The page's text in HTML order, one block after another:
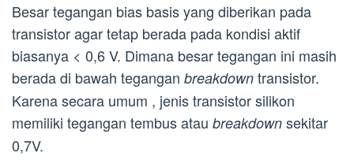
Besar tegangan bias basis yang diberikan pada
transistor agar tetap berada pada kondisi aktif
biasanya < 0,6 V. Dimana besar tegangan ini masih
berada di bawah tegangan breakdown transistor.
Karena secara umum , jenis transistor silikon
memiliki tegangan tembus atau breakdown sekitar
0,7V.